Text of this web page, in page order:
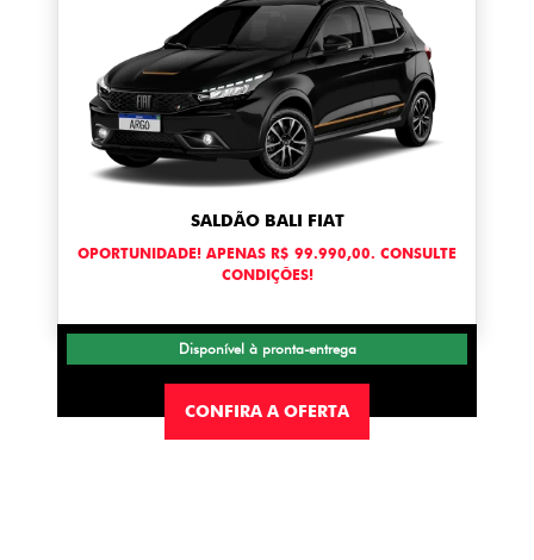
SALDÃO BALI FIAT
OPORTUNIDADE! APENAS R$ 99.990,00. CONSULTE
CONDIÇÕES!
Disponível à pronta-entrega
CONFIRA A OFERTA